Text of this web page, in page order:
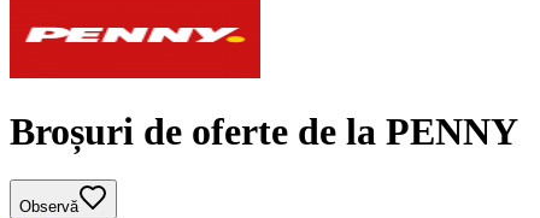
Broșuri de oferte de la PENNY
Observă